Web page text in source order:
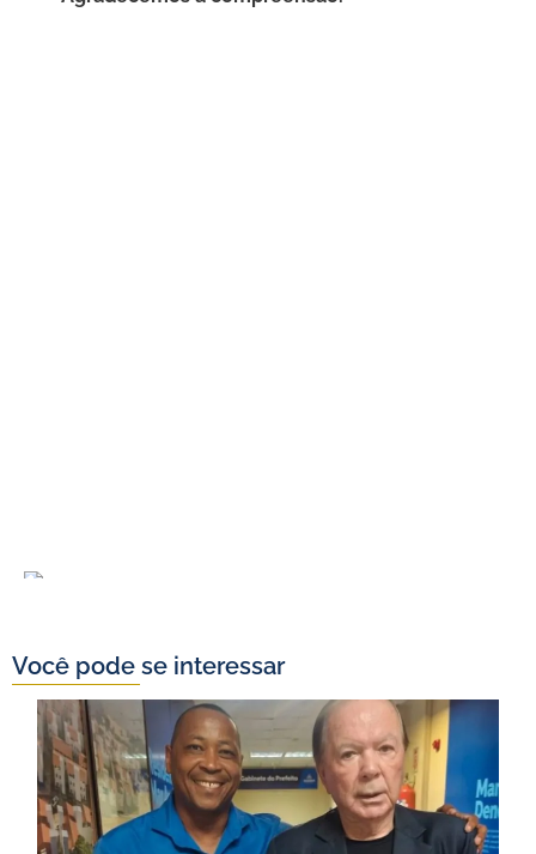
Você pode se interessar